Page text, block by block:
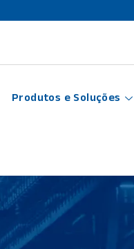
Produtos e Soluções